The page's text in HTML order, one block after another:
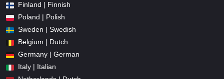
Finland | Finnish
Poland | Polish
Sweden | Swedish
Belgium | Dutch
Germany | German
Italy | Italian